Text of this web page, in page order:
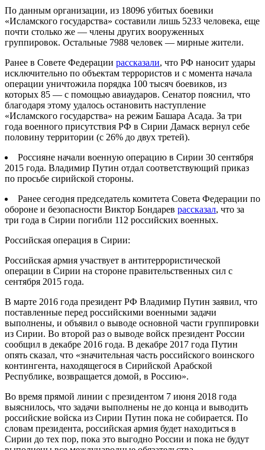
По данным организации, из 18096 убитых боевики
«Исламского государства» составили лишь 5233 человека, еще
почти столько же — члены других вооруженных
группировок. Остальные 7988 человек — мирные жители.
Ранее в Совете Федерации рассказали, что РФ наносит удары
исключительно по объектам террористов и с момента начала
операции уничтожила порядка 100 тысяч боевиков, из
которых 85 — с помощью авиаударов. Сенатор пояснил, что
благодаря этому удалось остановить наступление
«Исламского государства» на режим Башара Асада. За три
года военного присутствия РФ в Сирии Дамаск вернул себе
половину территории (с 26% до двух третей).
Россияне начали военную операцию в Сирии 30 сентября
2015 года. Владимир Путин отдал соответствующий приказ
по просьбе сирийской стороны.
Ранее сегодня председатель комитета Совета Федерации по
обороне и безопасности Виктор Бондарев рассказал, что за
три года в Сирии погибли 112 российских военных.
Российская операция в Сирии:
Российская армия участвует в антитеррористической
операции в Сирии на стороне правительственных сил с
сентября 2015 года.
В марте 2016 года президент РФ Владимир Путин заявил, что
поставленные перед российскими военными задачи
выполнены, и объявил о выводе основной части группировки
из Сирии. Во второй раз о выводе войск президент России
сообщил в декабре 2016 года. В декабре 2017 года Путин
опять сказал, что «значительная часть российского воинского
контингента, находящегося в Сирийской Арабской
Республике, возвращается домой, в Россию».
Во время прямой линии с президентом 7 июня 2018 года
выяснилось, что задачи выполнены не до конца и выводить
российские войска из Сирии Путин пока не собирается. По
словам президента, российская армия будет находиться в
Сирии до тех пор, пока это выгодно России и пока не будут